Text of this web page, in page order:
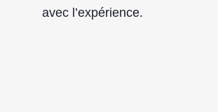
avec l’expérience.